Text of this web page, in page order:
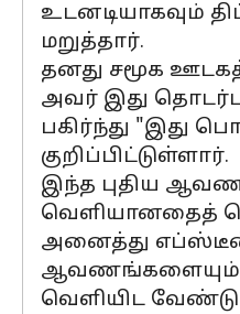
உடனடியாகவும்
மறுத்தார்.
தனது சமூக
அவர் இது
பகிர்ந்து "இது
குறிப்பிட்டுள்ளார்.
இந்த புதிய
வெளியானதைத்
அனைத்து
ஆவணங்களையும்
வெளியிட